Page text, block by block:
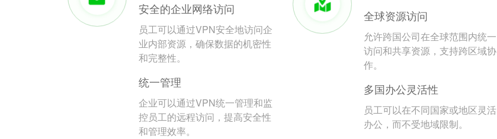
安全的企业网络访问
员工可以通过VPN安全地访问企
业内部资源，确保数据的机密性
和完整性。
统一管理
企业可以通过VPN统一管理和监
控员工的远程访问，提高安全性
和管理效率。
全球资源访问
允许跨国公司在全球范围内统一
访问和共享资源，支持跨区域协
作。
多国办公灵活性
员工可以在不同国家或地区灵活
办公，而不受地域限制。